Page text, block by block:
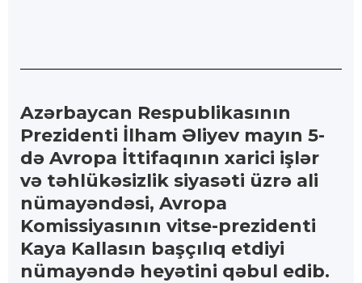
Azərbaycan Respublikasının
Prezidenti İlham Əliyev mayın 5-
də Avropa İttifaqının xarici işlər
və təhlükəsizlik siyasəti üzrə ali
nümayəndəsi, Avropa
Komissiyasının vitse-prezidenti
Kaya Kallasın başçılıq etdiyi
nümayəndə heyətini qəbul edib.